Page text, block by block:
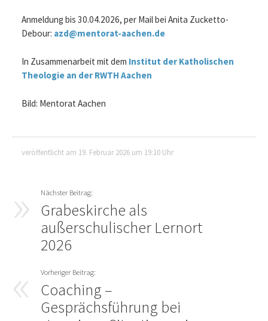
Anmeldung bis 30.04.2026, per Mail bei Anita Zucketto-
Debour: azd@mentorat-aachen.de
In Zusammenarbeit mit dem Institut der Katholischen
Theologie an der RWTH Aachen
Bild: Mentorat Aachen
veröffentlicht am 19. Februar 2026 um 19:10 Uhr
Grabeskirche als
außerschulischer Lernort
2026
Coaching –
Gesprächsführung bei